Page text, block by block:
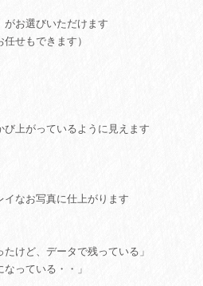
がお選びいただけます
せもできます）
上がっているように見えます
なお写真に仕上がります
たけど、データで残っている」
っている・・」